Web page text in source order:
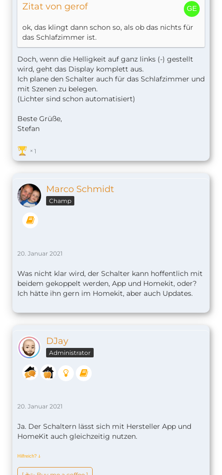
Zitat von gerof
ok, das klingt dann schon so, als ob das nichts für
das Schlafzimmer ist.
Doch, wenn die Helligkeit auf ganz links (-) gestellt
wird, geht das Display komplett aus.
Ich plane den Schalter auch für das Schlafzimmer und
mit Szenen zu belegen.
(Lichter sind schon automatisiert)
Beste Grüße,
Stefan
1
Marco Schmidt
Champ
20. Januar 2021
Was nicht klar wird, der Schalter kann hoffentlich mit
beidem gekoppelt werden, App und Homekit, oder?
Ich hätte ihn gern im Homekit, aber auch Updates.
DJay
Administrator
20. Januar 2021
Ja. Der Schaltern lässt sich mit Hersteller App und
HomeKit auch gleichzeitig nutzen.
Hilfreich? ↆ